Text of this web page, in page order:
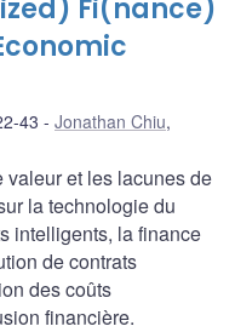
Fi(nance)
43 Jonathan Chiu,
et les lacunes de
la technologie du
intelligents, la finance
de contrats
des coûts
financière.